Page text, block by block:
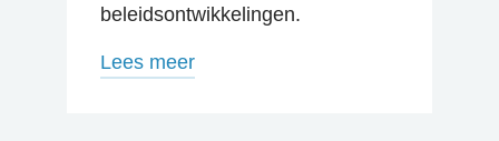
beleidsontwikkelingen.
Lees meer